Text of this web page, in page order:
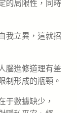
的局限性，同時
我立異，這就招
腦進修道理有差
制形成的瓶頸。
于數據缺少，